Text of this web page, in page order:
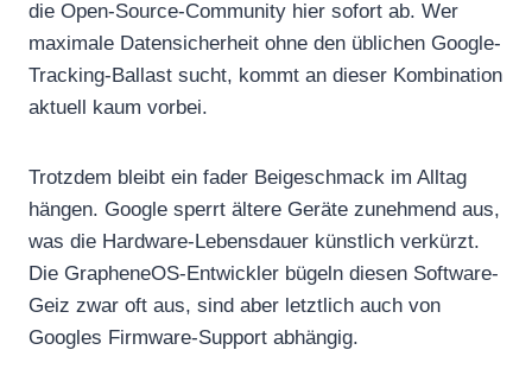
die Open-Source-Community hier sofort ab. Wer
maximale Datensicherheit ohne den üblichen Google-
Tracking-Ballast sucht, kommt an dieser Kombination
aktuell kaum vorbei.
Trotzdem bleibt ein fader Beigeschmack im Alltag
hängen. Google sperrt ältere Geräte zunehmend aus,
was die Hardware-Lebensdauer künstlich verkürzt.
Die GrapheneOS-Entwickler bügeln diesen Software-
Geiz zwar oft aus, sind aber letztlich auch von
Googles Firmware-Support abhängig.